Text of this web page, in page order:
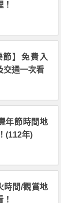
節】免費入
交通一次看
年節時間地
(112年)
時間/觀賞地